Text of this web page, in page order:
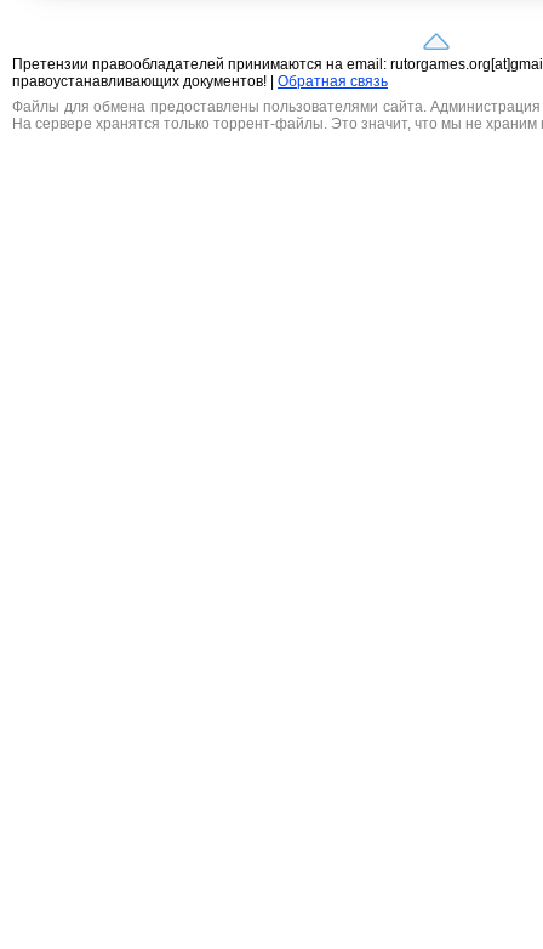
Претензии правообладателей принимаются на email:
правоустанавливающих документов! |
Обратная связь
Файлы для обмена предоставлены пользователями сайта. Администрация
На сервере хранятся только торрент-файлы. Это значит, что мы не